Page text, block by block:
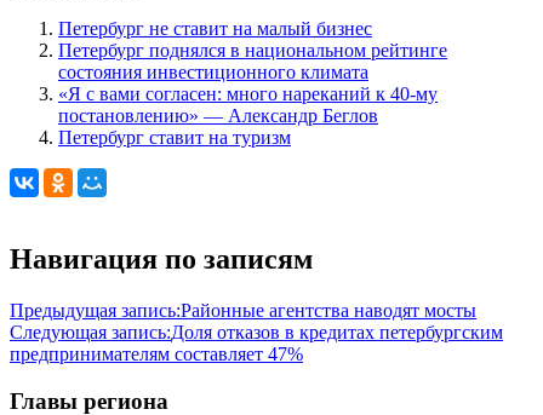
Петербург не ставит на малый бизнес
Петербург поднялся в национальном рейтинге
состояния инвестиционного климата
«Я с вами согласен: много нареканий к 40-му
постановлению» — Александр Беглов
Петербург ставит на туризм
Навигация по записям
Предыдущая запись:Районные агентства наводят мосты
Следующая запись:Доля отказов в кредитах петербургским
предпринимателям составляет 47%
Главы региона